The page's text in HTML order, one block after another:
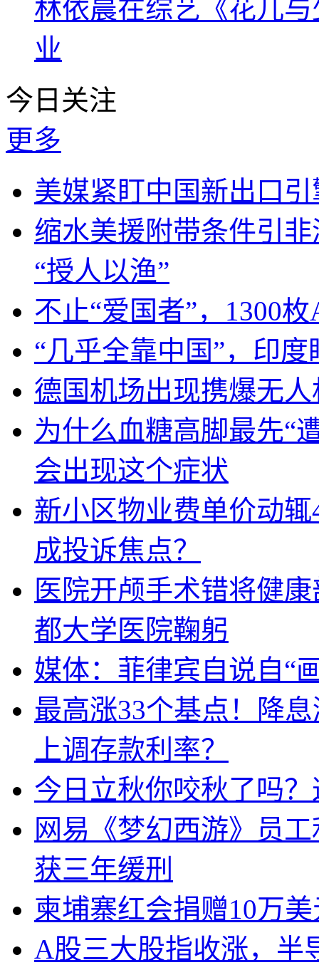
林依晨在综艺《花儿
业
今日关注
更多
美媒紧盯中国新出口
缩水美援附带条件引
“授人以渔”
不止“爱国者”，1300
“几乎全靠中国”，印
德国机场出现携爆无
为什么血糖高脚最先“
会出现这个症状
新小区物业费单价动
成投诉焦点？
医院开颅手术错将健
都大学医院鞠躬
媒体：菲律宾自说自“
最高涨33个基点！降
上调存款利率？
今日立秋你咬秋了吗
网易《梦幻西游》员
获三年缓刑
柬埔寨红会捐赠10万
A股三大股指收涨，半